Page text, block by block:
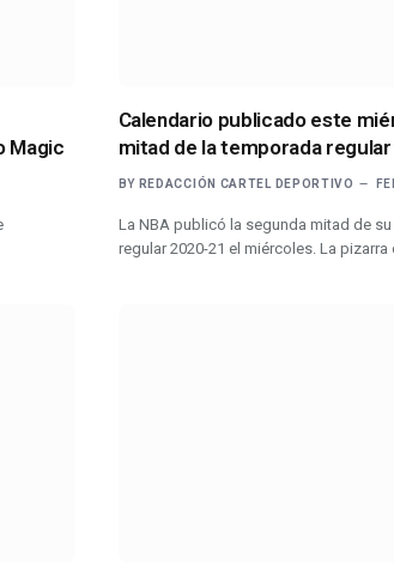
Magic
Calendario publicado este
mitad de la temporada
BY REDACCIÓN CARTEL DEPORTIVO
La NBA publicó la segunda mitad de
regular 2020-21 el miércoles. La pizarra